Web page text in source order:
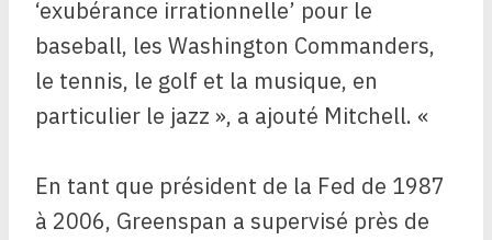
‘exubérance irrationnelle’ pour le
baseball, les Washington Commanders,
le tennis, le golf et la musique, en
particulier le jazz », a ajouté Mitchell. «
En tant que président de la Fed de 1987
à 2006, Greenspan a supervisé près de